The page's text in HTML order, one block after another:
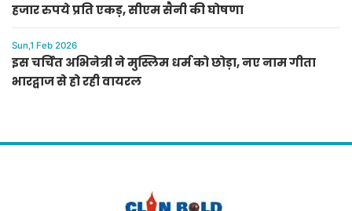
हजार रुपये प्रति एकड़, सीएम सैनी की घोषणा
Sun,1 Feb 2026
इस चर्चित अभिनेत्री ने मुस्लिम धर्म को छोड़ा, नए नाम गीता
भारद्वाज से हो रही वायरल